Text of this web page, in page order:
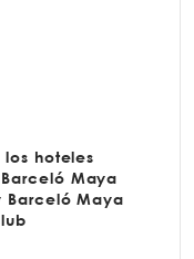
hoteles
Maya
Barceló Maya